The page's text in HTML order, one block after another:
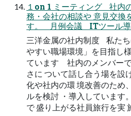
１on 1 ミーティング 社内
務・会社の相談や 意見交換
す。 月例会議 ITツール
三洋金属の社内制度 私た
やすい職場環境」を目指し
ています 社内のメンバー
さに ついて話し合う場を
化や社内の環 境改善のため
ルを検討 ・導入していま
で 盛り上がる社員旅行を実